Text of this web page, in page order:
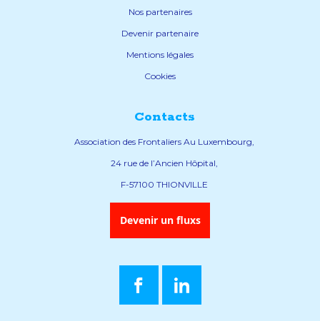
Nos partenaires
Devenir partenaire
Mentions légales
Cookies
Contacts
Association des Frontaliers Au Luxembourg,
24 rue de l’Ancien Hôpital,
F-57100 THIONVILLE
Devenir un fluxs